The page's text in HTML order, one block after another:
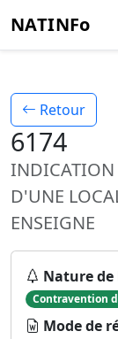
NATINFo
Retour
6174
INDICATION
D'UNE
ENSEIGNE
Nature
Contravention
Mode de